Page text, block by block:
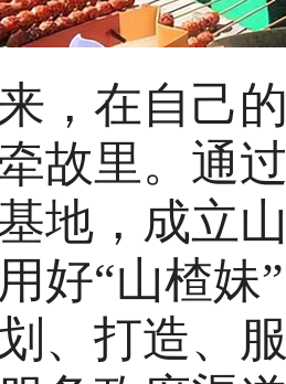
在自己的
故里。通
地，成立
好“山楂妹
、打造、